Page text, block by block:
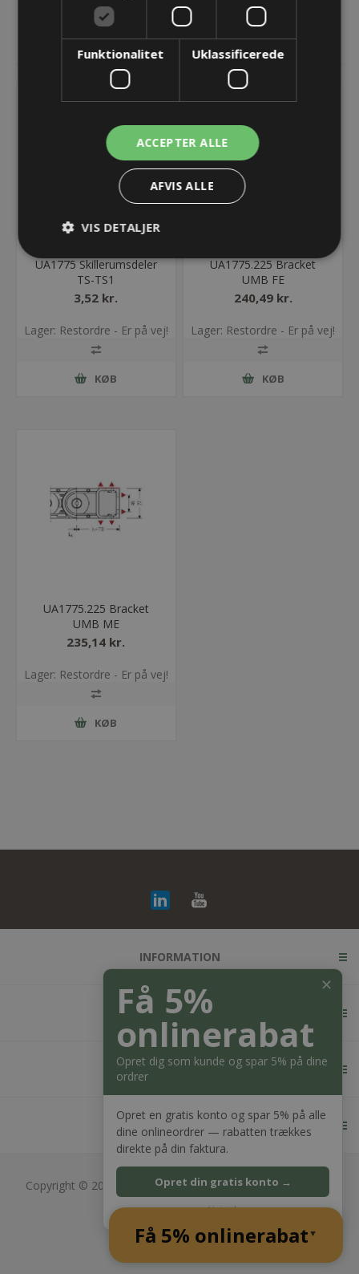
RELATEREDE PRODUKTER
UA1775 Skillerumsdeler
TS-TS1
3,52 kr.
Lager: Restordre - Er på vej!
KØB
UA1775.225 Bracket
UMB FE
240,49 kr.
Lager: Restordre - Er på vej!
KØB
UA1775.225 Bracket
UMB ME
235,14 kr.
Lager: Restordre - Er på vej!
KØB
INFORMATION
KUNDESERVICE
MIN KONTO
KONTAKT OS
Copyright © 2026 Bagger Nielsen webshop. Alle rettigheder
forbeholdt.
Powered bynopCommerce
✕
Få 5%
onlinerabat
Opret dig som kunde og spar 5% på dine
ordrer
Opret en gratis konto og spar 5% på alle
dine onlineordrer — rabatten trækkes
direkte på din faktura.
Opret din gratis konto →
Nej tak
Få 5% onlinerabat ▲
Funktionalitet Uklassificerede
ACCEPTER ALLE
AFVIS ALLE
VIS DETALJER